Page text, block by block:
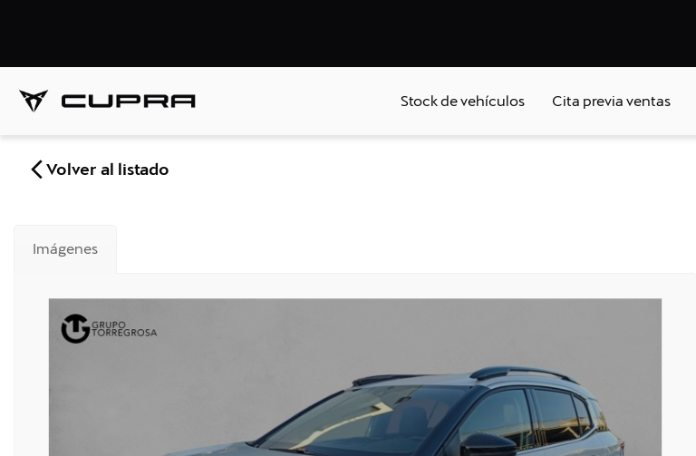
Stock de vehículos Cita previa ventas
Volver al listado
Imágenes